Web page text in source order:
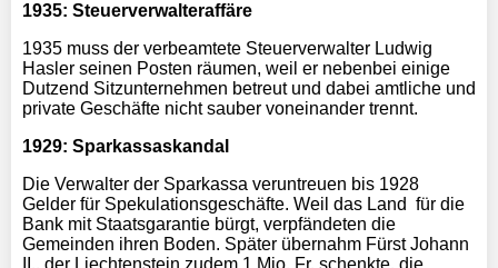
1935: Steuerverwalteraffäre
1935 muss der verbeamtete Steuerverwalter Ludwig
Hasler seinen Posten räumen, weil er nebenbei einige
Dutzend Sitzunternehmen betreut und dabei amtliche und
private Geschäfte nicht sauber voneinander trennt.
1929: Sparkassaskandal
Die Verwalter der Sparkassa veruntreuen bis 1928
Gelder für Spekulationsgeschäfte. Weil das Land für die
Bank mit Staatsgarantie bürgt, verpfändeten die
Gemeinden ihren Boden. Später übernahm Fürst Johann
II., der Liechtenstein zudem 1 Mio. Fr. schenkte, die